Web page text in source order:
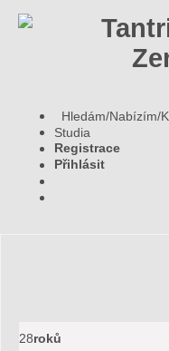
Hledám/Nabízím/
Studia
Registrace
Přihlásit
28roků